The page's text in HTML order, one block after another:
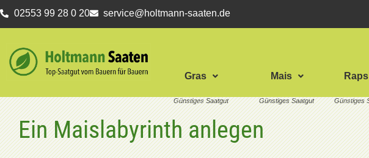
02553 99 28 0 20 service@holtmann-saaten.de
Gras Mais Raps
Ein Maislabyrinth anlegen